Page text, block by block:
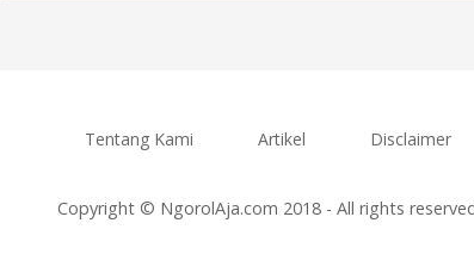
Tentang Kami Artikel Disclaimer
Copyright © NgorolAja.com 2018 - All rights